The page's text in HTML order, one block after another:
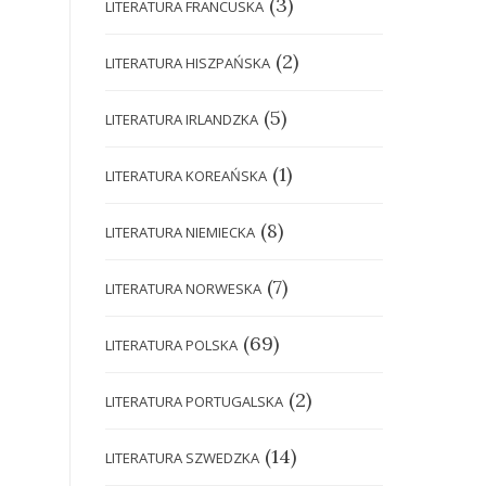
LITERATURA FRANCUSKA
LITERATURA HISZPAŃSKA (2)
LITERATURA IRLANDZKA (5)
LITERATURA KOREAŃSKA (1)
LITERATURA NIEMIECKA (8)
LITERATURA NORWESKA (7)
LITERATURA POLSKA (69)
LITERATURA PORTUGALSKA (2)
LITERATURA SZWEDZKA (14)